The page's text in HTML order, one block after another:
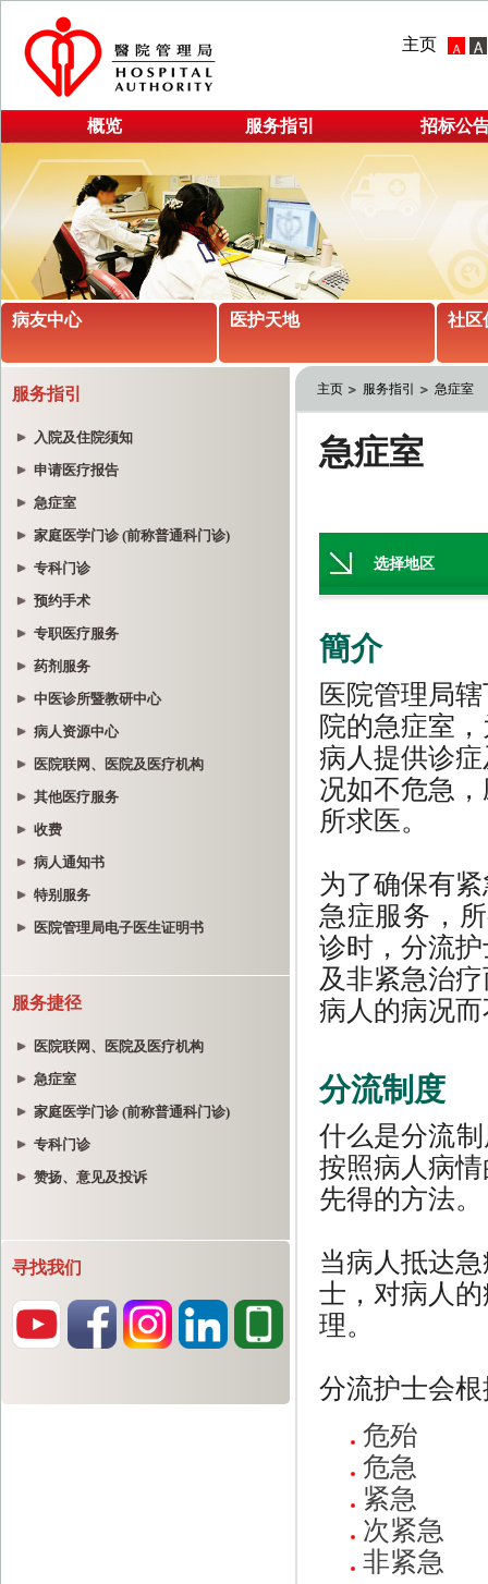
主页
概览 服务指引 招标公
病友中心 医护天地 社区
服务指引
入院及住院须知
申请医疗报告
急症室
家庭医学门诊 (前称普通科门诊)
专科门诊
预约手术
专职医疗服务
药剂服务
中医诊所暨教研中心
病人资源中心
医院联网、医院及医疗机构
其他医疗服务
收费
病人通知书
特别服务
医院管理局电子医生证明书
服务捷径
医院联网、医院及医疗机构
急症室
家庭医学门诊 (前称普通科门诊)
专科门诊
赞扬、意见及投诉
寻找我们
主页 服务指引 急症室